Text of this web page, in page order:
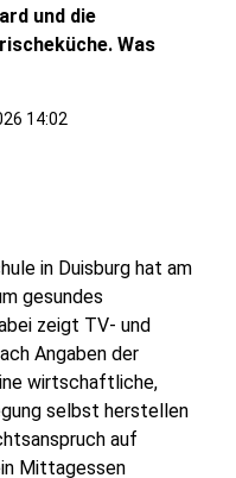
und die
Was
14:02
in Duisburg hat am
gesundes
zeigt TV- und
Angaben der
wirtschaftliche,
selbst herstellen
auf
Mittagessen